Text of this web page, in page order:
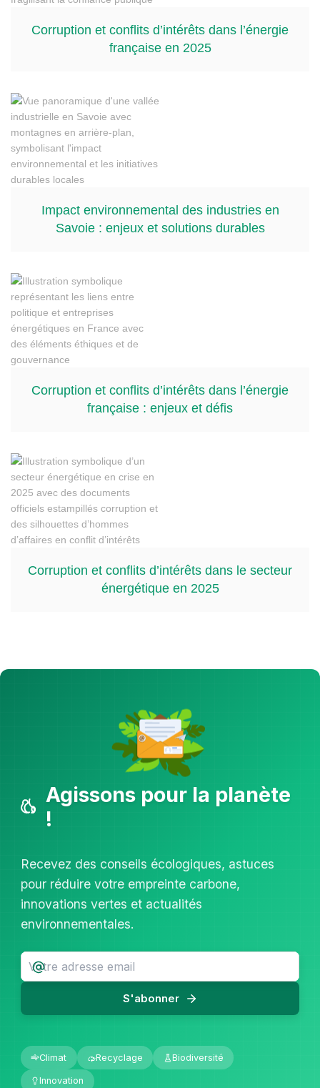
Corruption et conflits d’intérêts dans l’énergie
française en 2025
Impact environnemental des industries en
Savoie : enjeux et solutions durables
Corruption et conflits d’intérêts dans l’énergie
française : enjeux et défis
Corruption et conflits d’intérêts dans le secteur
énergétique en 2025
Agissons pour la planète
!
Recevez des conseils écologiques, astuces
pour réduire votre empreinte carbone,
innovations vertes et actualités
environnementales.
S'abonner
Climat Recyclage Biodiversité
Innovation